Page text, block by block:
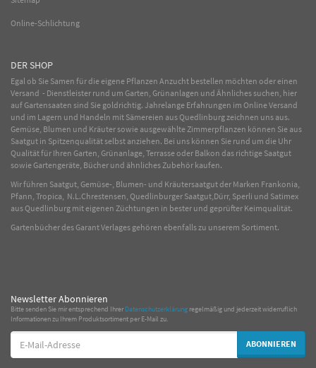
Online-Schlichtung
DER SHOP
Egal ob Sie Samen für die eigene Pflanzen Anzucht bestellen möchten oder einen
Versand - Dienstleister rund um Garten, Grünanlagen und Ähnliches suchen, hier
auf Gartensaaten sind Sie goldrichtig. Jahrelange Erfahrungen im OnlineVersand
und im Lagern und Handeln mit Sämereien aus Quedlinburg zeichnen uns aus.
Gemüse, Blumen und Kräuter sowie ausgewählteZimmerpflanzen können Sie aus
Saatgut in Spitzenqualität selbst anziehen. Bei uns können Sie rund um die Uhr
Qualität für Ihren Garten, Grünanlage, Terrasse oder Balkon das richtige Saatgut
sowie Gartengeräte, Bücher und ähnliches Zubehör kaufen.
Wir führen Saatgut, Gemüse-, Blumen- und Kräutersaatgut der Marken Frankonia,
Pfann, Tropica, N.L.Chrestensen, Quedlinburger Saatgut,Dürr, Sperli und Satimex
aus Quedlinburg mit eigenen Züchtungen in bester und geprüfter Keimqualität.
Gartenbücher des Garant Verlages gehören ebenfalls zu unserem Sortiment.
Newsletter Abonnieren
Bitte senden Sie mir entsprechend IhrerDatenschutzerklärung regelmäßig und jederzeit widerruflich
Informationen zu Ihrem Produktsortiment per E-Mail zu.
E-
Mail-
Adresse
ABONNIEREN